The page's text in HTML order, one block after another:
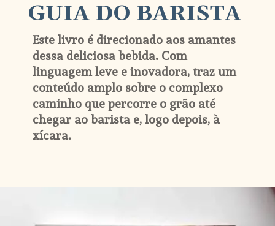
GUIA DO BARISTA
Este livro é direcionado aos amantes
dessa deliciosa bebida. Com
linguagem leve e inovadora, traz um
conteúdo amplo sobre o complexo
caminho que percorre o grão até
chegar ao barista e, logo depois, à
xícara.